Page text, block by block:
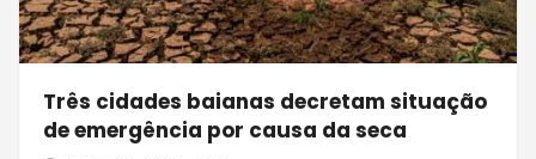
Três cidades baianas decretam situação
de emergência por causa da seca